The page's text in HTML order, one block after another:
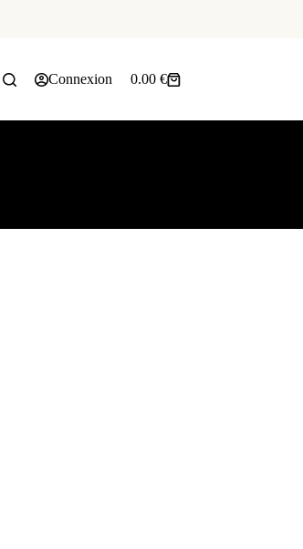
Connexion 0.00 €